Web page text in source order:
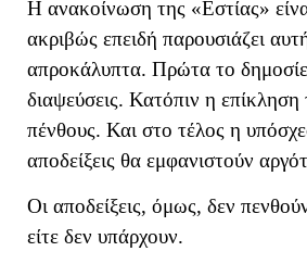
Η ανακοίνωση της «Εστίας»
ακριβώς επειδή παρουσιάζει
απροκάλυπτα. Πρώτα το
διαψεύσεις. Κατόπιν η επίκληση
πένθους. Και στο τέλος η
αποδείξεις θα εμφανιστούν
Οι αποδείξεις, όμως, δεν
είτε δεν υπάρχουν.